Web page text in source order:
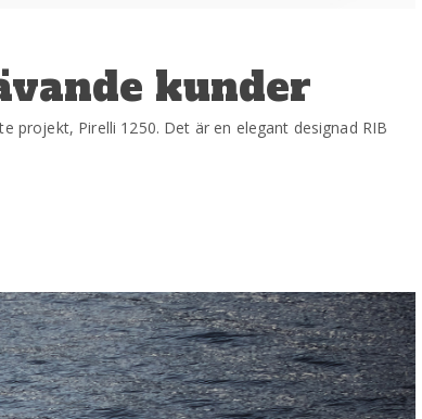
kunder
projekt, Pirelli 1250. Det är en elegant designad RIB